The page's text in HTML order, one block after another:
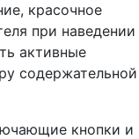
красочное
при наведении
активные
содержательной
кнопки и